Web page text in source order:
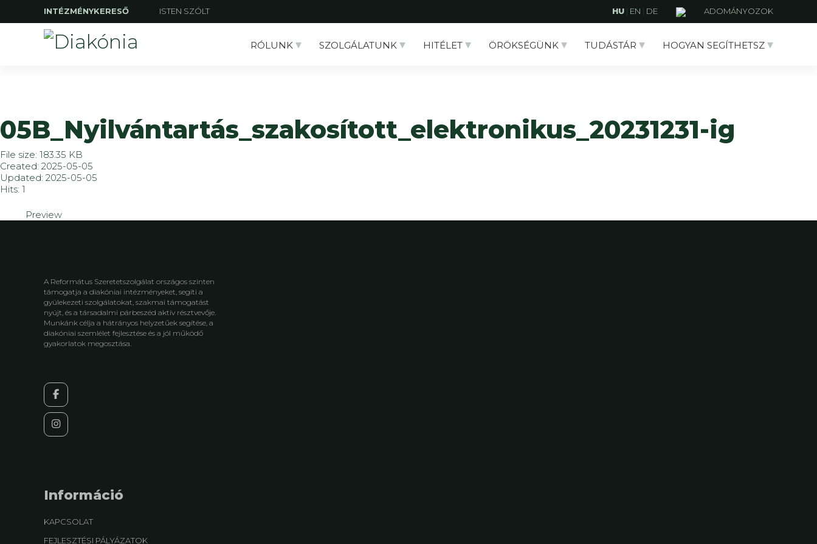
INTÉZMÉNYKERESŐ ISTEN SZÓLT HU | EN | DE ADOMÁNYOZOK
RÓLUNK SZOLGÁLATUNK HITÉLET ÖRÖKSÉGÜNK TUDÁSTÁR HOGYAN SEGÍTHETSZ
05B_Nyilvántartás_szakosított_elektronikus_20231231-ig
File size: 183.35 KB
Created: 2025-05-05
Updated: 2025-05-05
Hits: 1
Preview
A Református Szeretetszolgálat országos szinten
támogatja a diakóniai intézményeket, segíti a
gyülekezeti szolgálatokat, szakmai támogatást
nyújt, és a társadalmi párbeszéd aktív résztvevője.
Munkánk célja a hátrányos helyzetűek segítése, a
diakóniai szemlélet fejlesztése és a jól működő
gyakorlatok megosztása.
Információ
KAPCSOLAT
FEJLESZTÉSI PÁLYÁZATOK